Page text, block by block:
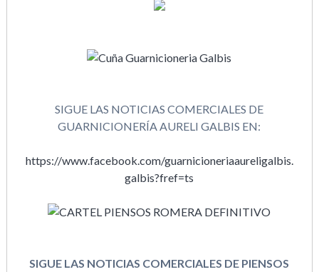
SIGUE LAS NOTICIAS COMERCIALES DE
GUARNICIONERÍA AURELI GALBIS EN:
https://www.facebook.com/guarnicioneriaaureligalbis.
galbis?fref=ts
SIGUE LAS NOTICIAS COMERCIALES DE PIENSOS